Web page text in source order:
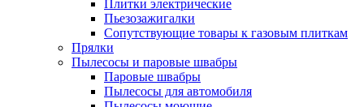
Плитки электрические
Пьезозажигалки
Сопутствующие товары к газовым плиткам
Прялки
Пылесосы и паровые швабры
Паровые швабры
Пылесосы для автомобиля